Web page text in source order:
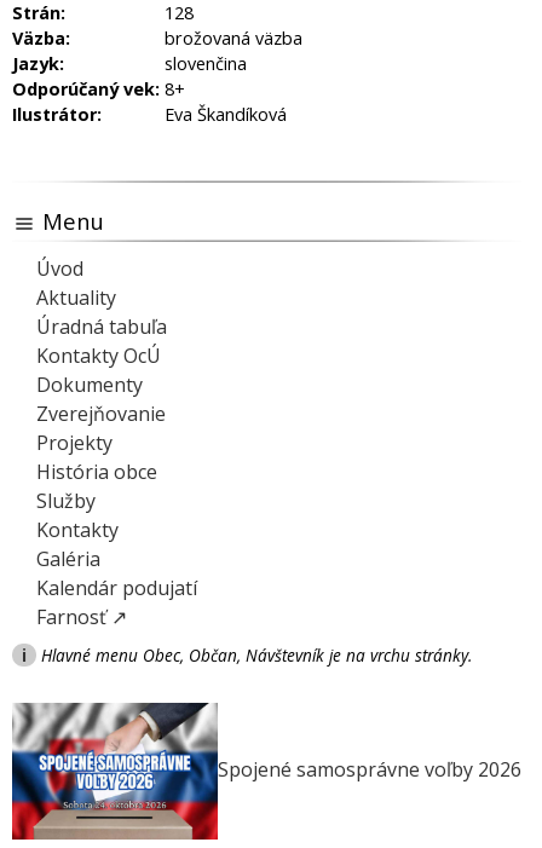
Strán:
128
Väzba:
brožovaná väzba
Jazyk:
slovenčina
Odporúčaný vek: 8+
Ilustrátor:
Eva Škandíková
Menu
Úvod
Aktuality
Úradná tabuľa
Kontakty OcÚ
Dokumenty
Zverejňovanie
Projekty
História obce
Služby
Kontakty
Galéria
Kalendár podujatí
Farnosť ↗
i Hlavné menu Obec, Občan, Návštevník je na vrchu stránky.
Spojené samosprávne voľby 2026